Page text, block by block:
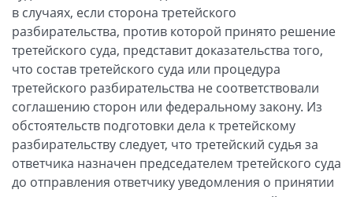
в случаях, если сторона третейского
разбирательства, против которой принято решение
третейского суда, представит доказательства того,
что состав третейского суда или процедура
третейского разбирательства не соответствовали
соглашению сторон или федеральному закону. Из
обстоятельств подготовки дела к третейскому
разбирательству следует, что третейский судья за
ответчика назначен председателем третейского суда
до отправления ответчику уведомления о принятии